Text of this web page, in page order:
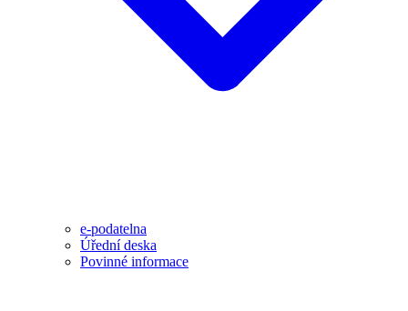
e-podatelna
Úřední deska
Povinné informace